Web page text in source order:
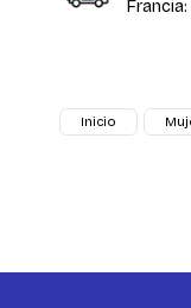
Inicio